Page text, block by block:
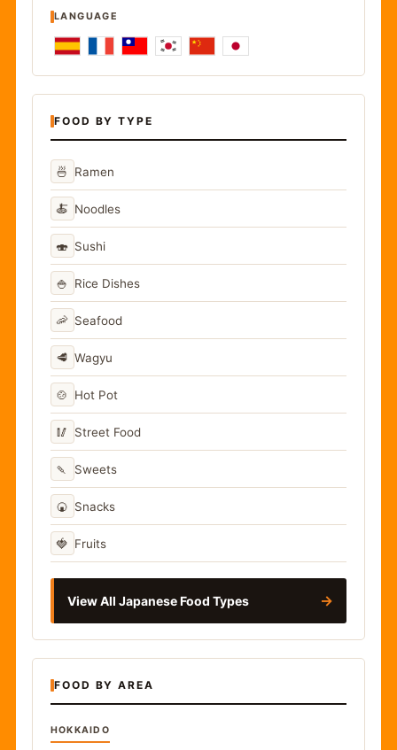
LANGUAGE
FOOD BY TYPE
🍜 Ramen
🍝 Noodles
🍣 Sushi
🍚 Rice Dishes
🦐 Seafood
🥩 Wagyu
🍲 Hot Pot
🥢 Street Food
🍡 Sweets
🍘 Snacks
🍓 Fruits
View All Japanese Food Types →
FOOD BY AREA
HOKKAIDO